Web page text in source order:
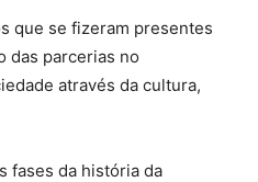
que se fizeram presentes
das parcerias no
através da cultura,
fases da história da